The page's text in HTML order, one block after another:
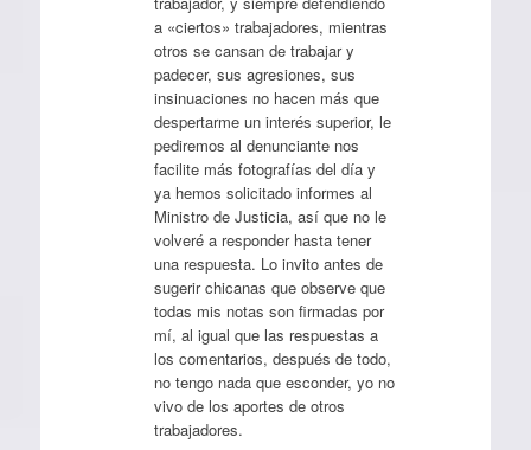
a «ciertos» trabajadores, mientras
otros se cansan de trabajar y
padecer, sus agresiones, sus
insinuaciones no hacen más que
despertarme un interés superior, le
pediremos al denunciante nos
facilite más fotografías del día y
ya hemos solicitado informes al
Ministro de Justicia, así que no le
volveré a responder hasta tener
una respuesta. Lo invito antes de
sugerir chicanas que observe que
todas mis notas son firmadas por
mí, al igual que las respuestas a
los comentarios, después de todo,
no tengo nada que esconder, yo no
vivo de los aportes de otros
trabajadores.